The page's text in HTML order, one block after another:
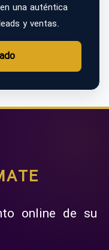
una auténtica
y ventas.
online de su